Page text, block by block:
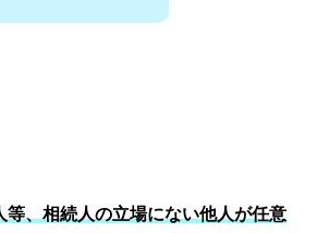
等、相続人の立場にない他人が任意